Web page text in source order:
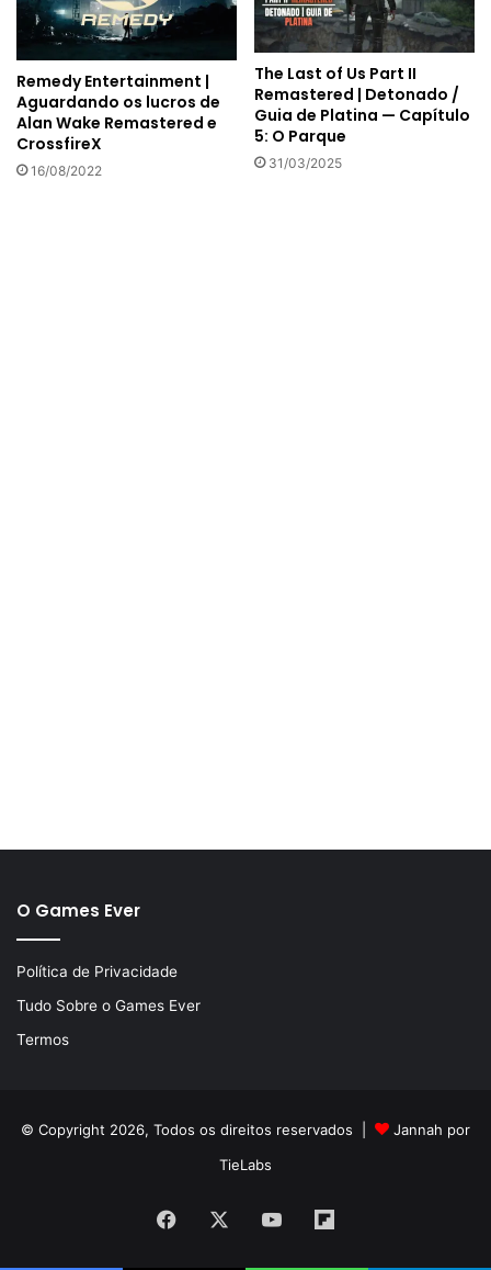
Remedy Entertainment |
Aguardando os lucros de
Alan Wake Remastered e
CrossfireX
16/08/2022
The Last of Us Part II
Remastered | Detonado /
Guia de Platina — Capítulo
5: O Parque
31/03/2025
O Games Ever
Política de Privacidade
Tudo Sobre o Games Ever
Termos
© Copyright 2026, Todos os direitos reservados |
Jannah por
TieLabs
Facebook YouTube